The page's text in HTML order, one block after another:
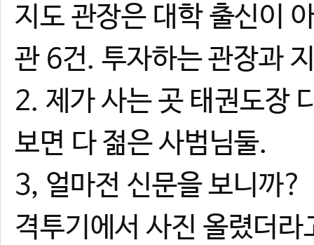
지도 관장은 대학 출신이
관 6건. 투자하는 관장과
2. 제가 사는 곳 태권도장
보면 다 젊은 사범님둘.
3, 얼마전 신문을 보니까?
격투기에서 사진 올렸더라